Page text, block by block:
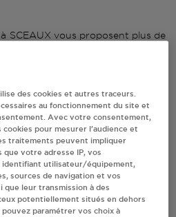
SCEAUX vous proposent plus de
le numéro de téléphone de
de bouteilles de gaz.
Antargaz
Villes
des cookies et autres traceurs.
au fonctionnement du site et
Avec votre consentement,
pour mesurer l’audience et
traitements peuvent impliquer
que votre adresse IP, vos
identifiant utilisateur/équipement,
sources de navigation et vos
que leur transmission à des
potentiellement situés en dehors
pouvez paramétrer vos choix à